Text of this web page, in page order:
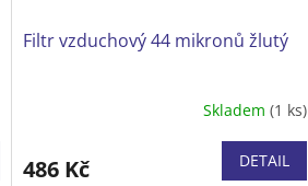
Filtr vzduchový 44 mikronů žlutý
Skladem (1 ks)
486 Kč DETAIL